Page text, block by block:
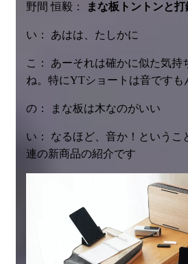
野間 恒毅： まな板トントンと
い： あはは、たしかに
こ： あーそれは確かに似た気持
ね。特にYTショートは音ですも
の： まな板は木なのがいい
い： なるほど、音か！というこ
連の新商品の紹介です